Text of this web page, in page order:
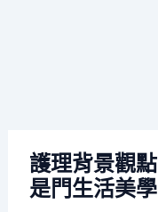
護理背景觀
是門生活美學